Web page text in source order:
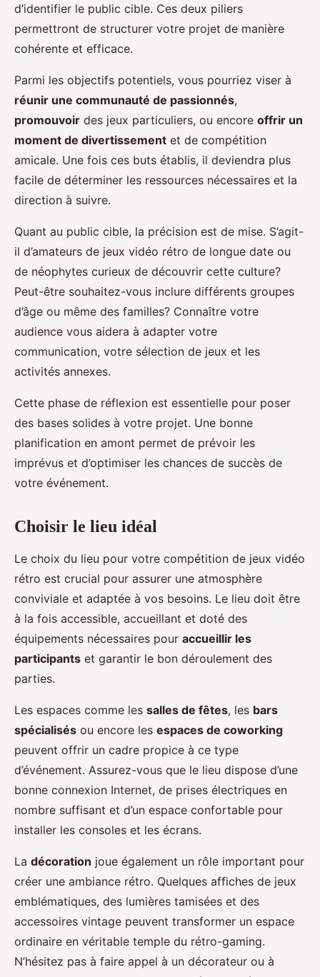
d’identifier le public cible. Ces deux piliers
permettront de structurer votre projet de manière
cohérente et efficace.
Parmi les objectifs potentiels, vous pourriez viser à
réunir une communauté de passionnés,
promouvoir des jeux particuliers, ou encore offrir un
moment de divertissement et de compétition
amicale. Une fois ces buts établis, il deviendra plus
facile de déterminer les ressources nécessaires et la
direction à suivre.
Quant au public cible, la précision est de mise. S’agit-
il d’amateurs de jeux vidéo rétro de longue date ou
de néophytes curieux de découvrir cette culture?
Peut-être souhaitez-vous inclure différents groupes
d’âge ou même des familles? Connaître votre
audience vous aidera à adapter votre
communication, votre sélection de jeux et les
activités annexes.
Cette phase de réflexion est essentielle pour poser
des bases solides à votre projet. Une bonne
planification en amont permet de prévoir les
imprévus et d’optimiser les chances de succès de
votre événement.
Choisir le lieu idéal
Le choix du lieu pour votre compétition de jeux vidéo
rétro est crucial pour assurer une atmosphère
conviviale et adaptée à vos besoins. Le lieu doit être
à la fois accessible, accueillant et doté des
équipements nécessaires pour accueillir les
participants et garantir le bon déroulement des
parties.
Les espaces comme les salles de fêtes, les bars
spécialisés ou encore les espaces de coworking
peuvent offrir un cadre propice à ce type
d’événement. Assurez-vous que le lieu dispose d’une
bonne connexion Internet, de prises électriques en
nombre suffisant et d’un espace confortable pour
installer les consoles et les écrans.
La décoration joue également un rôle important pour
créer une ambiance rétro. Quelques affiches de jeux
emblématiques, des lumières tamisées et des
accessoires vintage peuvent transformer un espace
ordinaire en véritable temple du rétro-gaming.
N’hésitez pas à faire appel à un décorateur ou à